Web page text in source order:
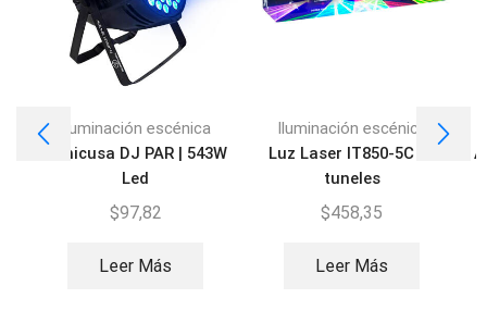
Iluminación escénica
Sonicusa DJ PAR | 543W
Led
$97,82
Leer Más
Iluminación escénica
Luz Laser IT850-5C | 5
tuneles
$458,35
Leer Más